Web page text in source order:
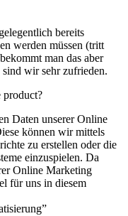
bereits
werden müssen (tritt
man das aber
wir sehr zufrieden.
Daten unserer Online
können wir mittels
zu erstellen oder die
einzuspielen. Da
Online Marketing
für uns in diesem